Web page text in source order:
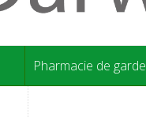
Pharmacie de garde